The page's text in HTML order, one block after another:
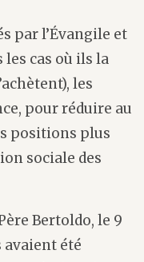
par l’Évangile et
les cas où ils la
les
pour réduire au
positions plus
sociale des
Bertoldo, le 9
avaient été